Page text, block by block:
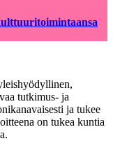
tutkimus- ja
ja tukee
on tukea kuntia